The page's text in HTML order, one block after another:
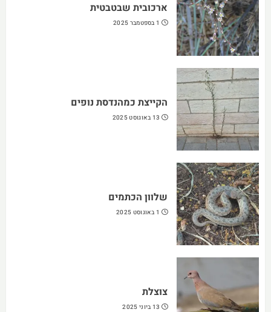
ארכובית שבטבטית
1 בספטמבר 2025
הקייצת כמהנדסת נופים
13 באוגוסט 2025
שלוון הכתמים
1 באוגוסט 2025
צוצלת
13 ביוני 2025